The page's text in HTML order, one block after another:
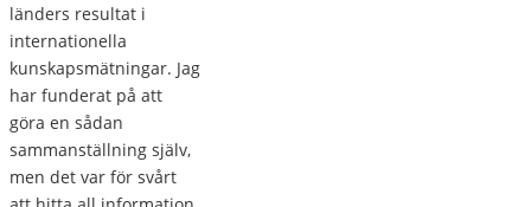
länders resultat i
internationella
kunskapsmätningar. Jag
har funderat på att
göra en sådan
sammanställning själv,
men det var för svårt